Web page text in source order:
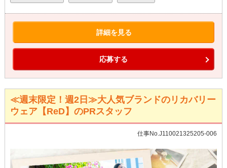
詳細を見る
応募する
≪週末限定！週2日≫大人気ブランドのリカバリー
ウェア【ReD】のPRスタッフ
仕事No.J110021325205-006